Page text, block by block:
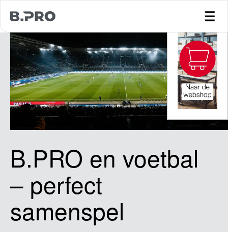
B.PRO en voetbal
– perfect
samenspel